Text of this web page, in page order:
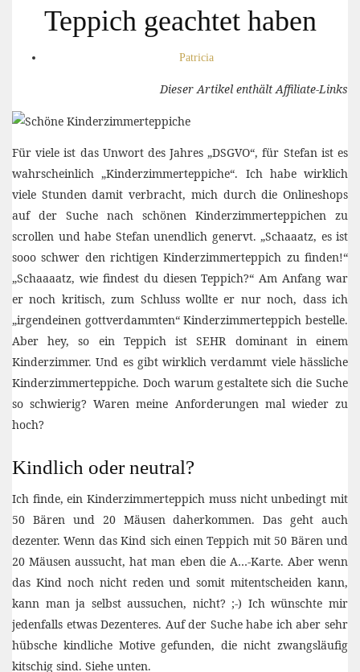
Teppich geachtet haben
Patricia
Dieser Artikel enthält Affiliate-Links
Für viele ist das Unwort des Jahres „DSGVO“, für Stefan ist es
wahrscheinlich „Kinderzimmerteppiche“. Ich habe wirklich
viele Stunden damit verbracht, mich durch die Onlineshops
auf der Suche nach schönen Kinderzimmerteppichen zu
scrollen und habe Stefan unendlich genervt. „Schaaatz, es ist
sooo schwer den richtigen Kinderzimmerteppich zu finden!“
„Schaaaatz, wie findest du diesen Teppich?“ Am Anfang war
er noch kritisch, zum Schluss wollte er nur noch, dass ich
„irgendeinen gottverdammten“ Kinderzimmerteppich bestelle.
Aber hey, so ein Teppich ist SEHR dominant in einem
Kinderzimmer. Und es gibt wirklich verdammt viele hässliche
Kinderzimmerteppiche. Doch warum gestaltete sich die Suche
so schwierig? Waren meine Anforderungen mal wieder zu
hoch?
Kindlich oder neutral?
Ich finde, ein Kinderzimmerteppich muss nicht unbedingt mit
50 Bären und 20 Mäusen daherkommen. Das geht auch
dezenter. Wenn das Kind sich einen Teppich mit 50 Bären und
20 Mäusen aussucht, hat man eben die A…-Karte. Aber wenn
das Kind noch nicht reden und somit mitentscheiden kann,
kann man ja selbst aussuchen, nicht? ;-) Ich wünschte mir
jedenfalls etwas Dezenteres. Auf der Suche habe ich aber sehr
hübsche kindliche Motive gefunden, die nicht zwangsläufig
kitschig sind. Siehe unten.